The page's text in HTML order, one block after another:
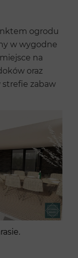
ogrodu
w wygodne
na
oraz
strefie zabaw